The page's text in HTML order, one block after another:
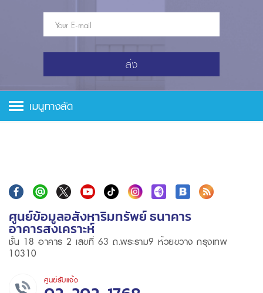
ส่ง
เมนูทางลัด
ศูนย์ข้อมูลอสังหาริมทรัพย์ ธนาคาร
อาคารสงเคราะห์
ชั้น 18 อาคาร 2 เลขที่ 63 ถ.พระราม9 ห้วยขวาง กรุงเทพ
10310
ศูนย์รับแจ้ง